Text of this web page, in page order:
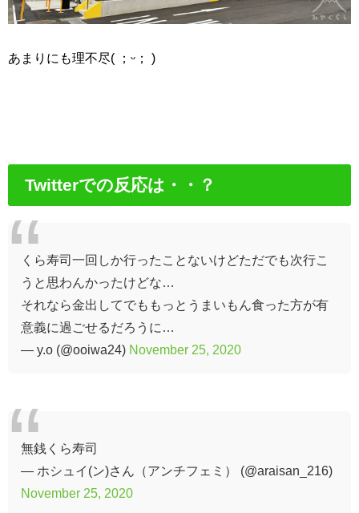
あまりにも理不尽( ；ᵕ； )
Twitterでの反応は・・？
くら寿司一回しか行ったことないけどただでも次行こ
うと思わんかったけどな…
それなら金出してでももっとうまいもん食った方が有
意義に過ごせるだろうに…
— y.o (@ooiwa24) November 25, 2020
無銭くら寿司
— ホシュイ(ン)さん（アンチフェミ） (@araisan_216)
November 25, 2020